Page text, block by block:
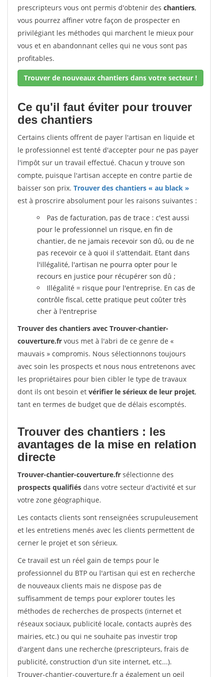
prescripteurs vous ont permis d'obtenir des chantiers,
vous pourrez affiner votre façon de prospecter en
privilégiant les méthodes qui marchent le mieux pour
vous et en abandonnant celles qui ne vous sont pas
profitables.
Trouver de nouveaux chantiers dans votre secteur !
Ce qu'il faut éviter pour trouver
des chantiers
Certains clients offrent de payer l'artisan en liquide et
le professionnel est tenté d'accepter pour ne pas payer
l'impôt sur un travail effectué. Chacun y trouve son
compte, puisque l'artisan accepte en contre partie de
baisser son prix. Trouver des chantiers « au black »
est à proscrire absolument pour les raisons suivantes :
Pas de facturation, pas de trace : c'est aussi
pour le professionnel un risque, en fin de
chantier, de ne jamais recevoir son dû, ou de ne
pas recevoir ce à quoi il s'attendait. Etant dans
l'illégalité, l'artisan ne pourra opter pour le
recours en justice pour récupérer son dû ;
Illégalité = risque pour l'entreprise. En cas de
contrôle fiscal, cette pratique peut coûter très
cher à l'entreprise
Trouver des chantiers avec Trouver-chantier-
couverture.fr vous met à l'abri de ce genre de «
mauvais » compromis. Nous sélectionnons toujours
avec soin les prospects et nous nous entretenons avec
les propriétaires pour bien cibler le type de travaux
dont ils ont besoin et vérifier le sérieux de leur projet,
tant en termes de budget que de délais escomptés.
Trouver des chantiers : les
avantages de la mise en relation
directe
Trouver-chantier-couverture.fr sélectionne des
prospects qualifiés dans votre secteur d'activité et sur
votre zone géographique.
Les contacts clients sont renseignées scrupuleusement
et les entretiens menés avec les clients permettent de
cerner le projet et son sérieux.
Ce travail est un réel gain de temps pour le
professionnel du BTP ou l'artisan qui est en recherche
de nouveaux clients mais ne dispose pas de
suffisamment de temps pour explorer toutes les
méthodes de recherches de prospects (internet et
réseaux sociaux, publicité locale, contacts auprès des
mairies, etc.) ou qui ne souhaite pas investir trop
d'argent dans une recherche (prescripteurs, frais de
publicité, construction d'un site internet, etc...).
Trouver-chantier-couverture.fr a également un oeil